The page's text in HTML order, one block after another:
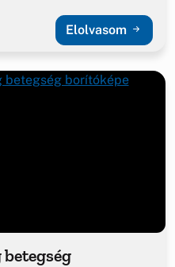
Elolvasom